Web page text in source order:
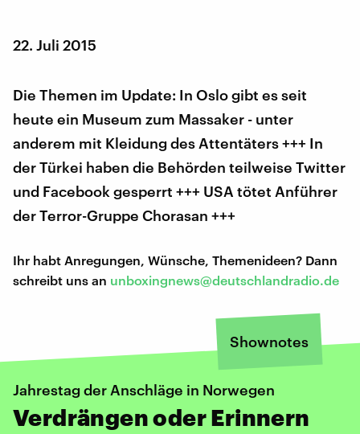
22. Juli 2015
Die Themen im Update: In Oslo gibt es seit
heute ein Museum zum Massaker - unter
anderem mit Kleidung des Attentäters +++ In
der Türkei haben die Behörden teilweise Twitter
und Facebook gesperrt +++ USA tötet Anführer
der Terror-Gruppe Chorasan +++
Ihr habt Anregungen, Wünsche, Themenideen? Dann
schreibt uns an unboxingnews@deutschlandradio.de
Shownotes
Jahrestag der Anschläge in Norwegen
Verdrängen oder Erinnern